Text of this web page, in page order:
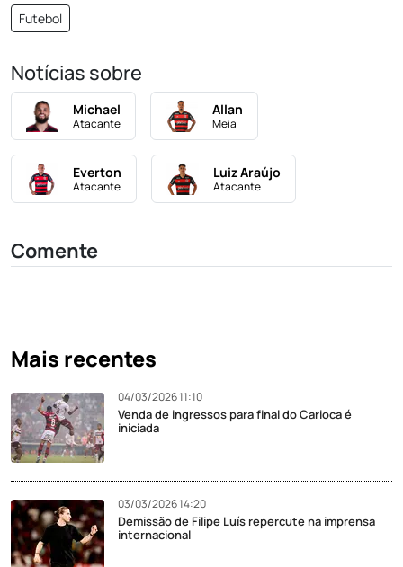
Futebol
Notícias sobre
Michael
Atacante
Allan
Meia
Everton
Atacante
Luiz Araújo
Atacante
Comente
Mais recentes
04/03/2026 11:10
Venda de ingressos para final do Carioca é
iniciada
03/03/2026 14:20
Demissão de Filipe Luís repercute na imprensa
internacional